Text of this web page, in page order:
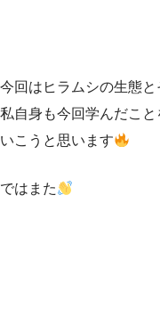
今回はヒラムシの生態と
私自身も今回学んだこ
いこうと思います
ではまた